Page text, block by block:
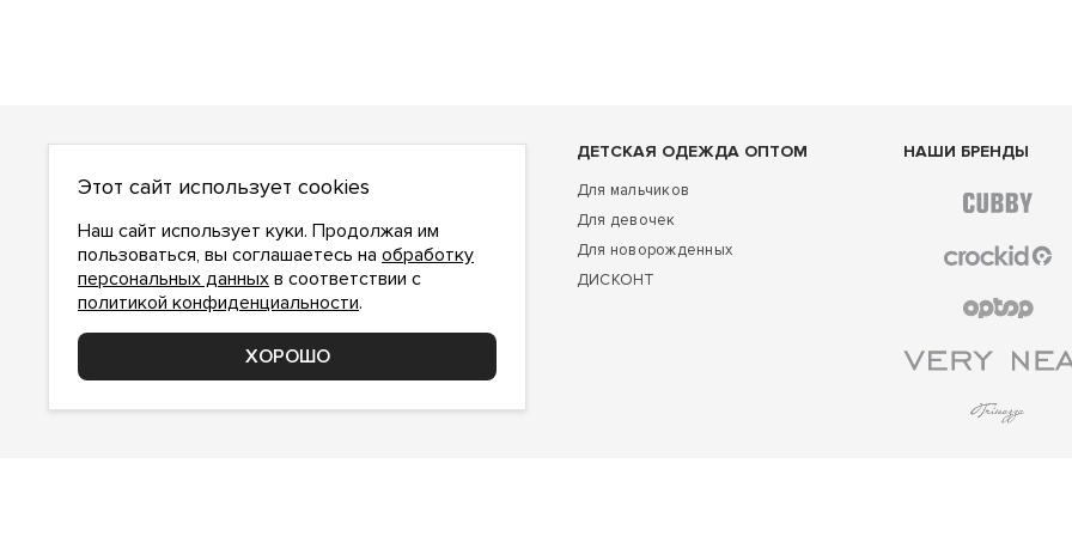
О НАС
О компании
Как сделать заказ
Условия работы
Доставка и оплата
Возврат
ДЕТСКАЯ ОДЕЖДА ОПТОМ
Для мальчиков
Для девочек
Для новорожденных
ДИСКОНТ
НАШИ БРЕНДЫ
Этот сайт использует cookies
Наш сайт использует куки. Продолжая им
пользоваться, вы соглашаетесь на обработку
персональных данных в соответствии с
политикой конфиденциальности.
ХОРОШО